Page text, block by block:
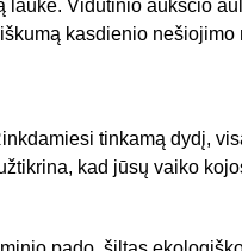
Vidutinio aukščio
kasdienio nešiojimo
tinkamą dydį,
kad jūsų vaiko